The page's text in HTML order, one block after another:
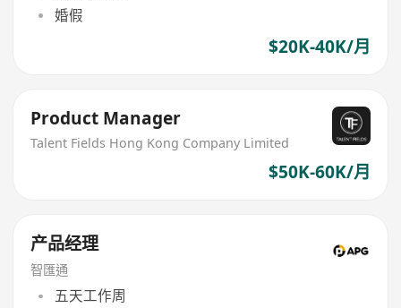
婚假
$20K-40K/月
Product Manager
Talent Fields Hong Kong Company Limited
$50K-60K/月
产品经理
智匯通
五天工作周